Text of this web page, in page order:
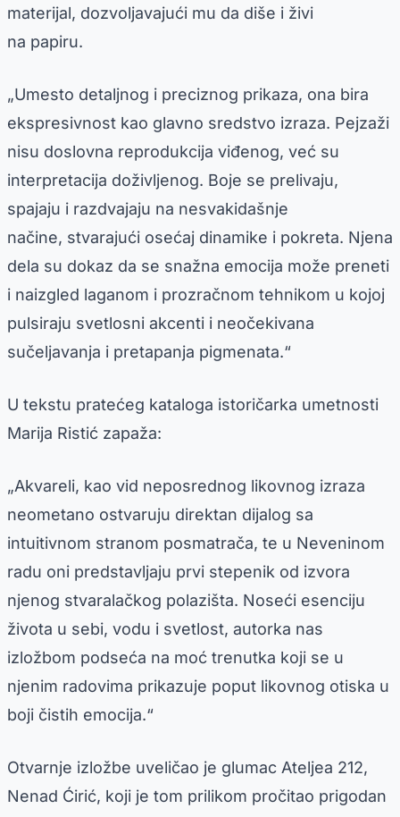
materijal, dozvoljavajući mu da diše i živi
na papiru.
„Umesto detaljnog i preciznog prikaza, ona bira
ekspresivnost kao glavno sredstvo izraza. Pejzaži
nisu doslovna reprodukcija viđenog, već su
interpretacija doživljenog. Boje se prelivaju,
spajaju i razdvajaju na nesvakidašnje
načine, stvarajući osećaj dinamike i pokreta. Njena
dela su dokaz da se snažna emocija može preneti
i naizgled laganom i prozračnom tehnikom u kojoj
pulsiraju svetlosni akcenti i neočekivana
sučeljavanja i pretapanja pigmenata.“
U tekstu pratećeg kataloga istoričarka umetnosti
Marija Ristić zapaža:
„Akvareli, kao vid neposrednog likovnog izraza
neometano ostvaruju direktan dijalog sa
intuitivnom stranom posmatrača, te u Neveninom
radu oni predstavljaju prvi stepenik od izvora
njenog stvaralačkog polazišta. Noseći esenciju
života u sebi, vodu i svetlost, autorka nas
izložbom podseća na moć trenutka koji se u
njenim radovima prikazuje poput likovnog otiska u
boji čistih emocija.“
Otvarnje izložbe uveličao je glumac Ateljea 212,
Nenad Ćirić, koji je tom prilikom pročitao prigodan